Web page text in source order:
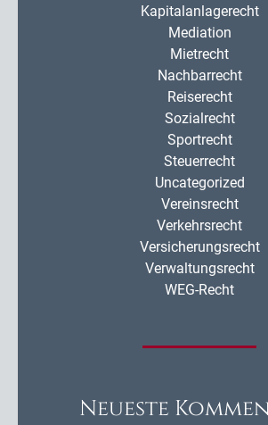
Kapitalanlagerecht
Mediation
Mietrecht
Nachbarrecht
Reiserecht
Sozialrecht
Sportrecht
Steuerrecht
Uncategorized
Vereinsrecht
Verkehrsrecht
Versicherungsrecht
Verwaltungsrecht
WEG-Recht
Neueste